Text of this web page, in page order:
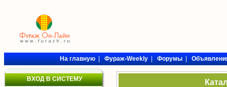
На главную|Фураж-Weekly|Форумы|
ВХОД В СИСТЕМУ